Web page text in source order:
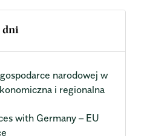
dni
narodowej w
i regionalna
with Germany – EU